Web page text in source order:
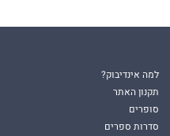
למה אינדיבוק?
תקנון האתר
סופרים
סדרות ספרים